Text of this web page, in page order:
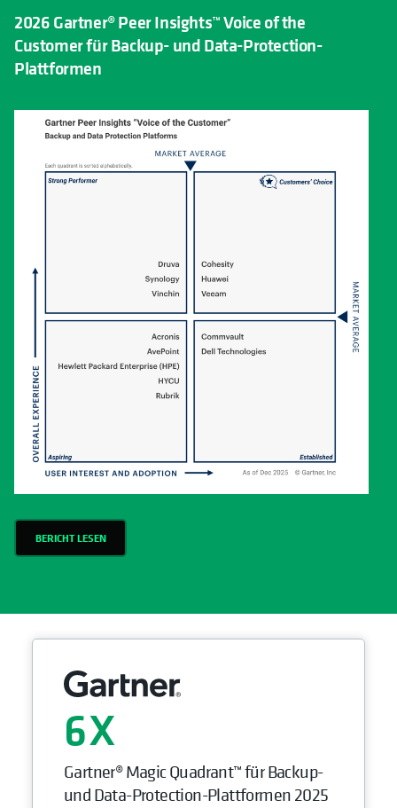
2026 Gartner® Peer Insights™ Voice of the
Customer für Backup- und Data-Protection-
Plattformen
BERICHT LESEN
6
Gartner® Magic Quadrant™ für Backup-
und Data-Protection-Plattformen 2025